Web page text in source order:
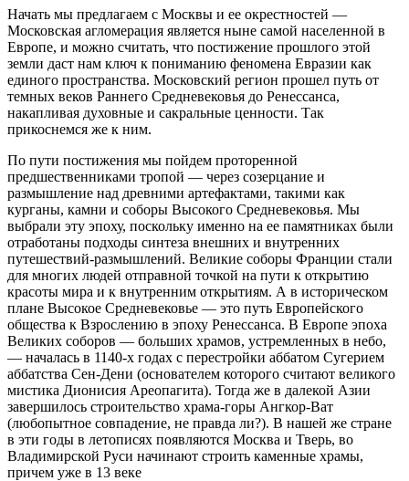
Начать мы предлагаем с Москвы и ее окрестностей —
Московская агломерация является ныне самой населенной в
Европе, и можно считать, что постижение прошлого этой
земли даст нам ключ к пониманию феномена Евразии как
единого пространства. Московский регион прошел путь от
темных веков Раннего Средневековья до Ренессанса,
накапливая духовные и сакральные ценности. Так
прикоснемся же к ним.
По пути постижения мы пойдем проторенной
предшественниками тропой — через созерцание и
размышление над древними артефактами, такими как
курганы, камни и соборы Высокого Средневековья. Мы
выбрали эту эпоху, поскольку именно на ее памятниках были
отработаны подходы синтеза внешних и внутренних
путешествий-размышлений. Великие соборы Франции стали
для многих людей отправной точкой на пути к открытию
красоты мира и к внутренним открытиям. А в историческом
плане Высокое Средневековье — это путь Европейского
общества к Взрослению в эпоху Ренессанса. В Европе эпоха
Великих соборов — больших храмов, устремленных в небо,
— началась в 1140-х годах с перестройки аббатом Сугерием
аббатства Сен-Дени (основателем которого считают великого
мистика Дионисия Ареопагита). Тогда же в далекой Азии
завершилось строительство храма-горы Ангкор-Ват
(любопытное совпадение, не правда ли?). В нашей же стране
в эти годы в летописях появляются Москва и Тверь, во
Владимирской Руси начинают строить каменные храмы,
причем уже в 13 веке